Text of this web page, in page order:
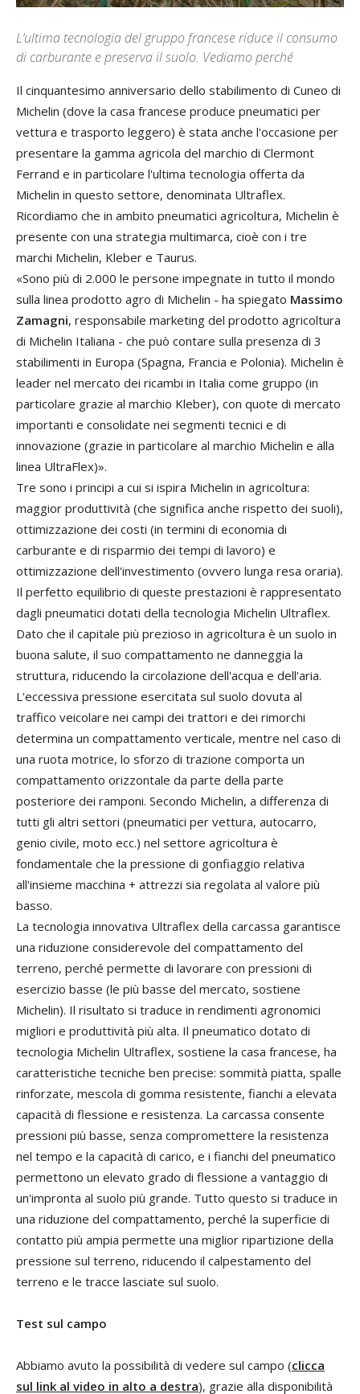
L’ultima tecnologia del gruppo francese riduce il consumo
di carburante e preserva il suolo. Vediamo perché
Il cinquantesimo anniversario dello stabilimento di Cuneo di
Michelin (dove la casa francese produce pneumatici per
vettura e trasporto leggero) è stata anche l'occasione per
presentare la gamma agricola del marchio di Clermont
Ferrand e in particolare l'ultima tecnologia offerta da
Michelin in questo settore, denominata Ultraflex.
Ricordiamo che in ambito pneumatici agricoltura, Michelin è
presente con una strategia multimarca, cioè con i tre
marchi Michelin, Kleber e Taurus.
«Sono più di 2.000 le persone impegnate in tutto il mondo
sulla linea prodotto agro di Michelin - ha spiegato Massimo
Zamagni, responsabile marketing del prodotto agricoltura
di Michelin Italiana - che può contare sulla presenza di 3
stabilimenti in Europa (Spagna, Francia e Polonia). Michelin è
leader nel mercato dei ricambi in Italia come gruppo (in
particolare grazie al marchio Kleber), con quote di mercato
importanti e consolidate nei segmenti tecnici e di
innovazione (grazie in particolare al marchio Michelin e alla
linea UltraFlex)».
Tre sono i principi a cui si ispira Michelin in agricoltura:
maggior produttività (che significa anche rispetto dei suoli),
ottimizzazione dei costi (in termini di economia di
carburante e di risparmio dei tempi di lavoro) e
ottimizzazione dell'investimento (ovvero lunga resa oraria).
Il perfetto equilibrio di queste prestazioni è rappresentato
dagli pneumatici dotati della tecnologia Michelin Ultraflex.
Dato che il capitale più prezioso in agricoltura è un suolo in
buona salute, il suo compattamento ne danneggia la
struttura, riducendo la circolazione dell'acqua e dell'aria.
L'eccessiva pressione esercitata sul suolo dovuta al
traffico veicolare nei campi dei trattori e dei rimorchi
determina un compattamento verticale, mentre nel caso di
una ruota motrice, lo sforzo di trazione comporta un
compattamento orizzontale da parte della parte
posteriore dei ramponi. Secondo Michelin, a differenza di
tutti gli altri settori (pneumatici per vettura, autocarro,
genio civile, moto ecc.) nel settore agricoltura è
fondamentale che la pressione di gonfiaggio relativa
all'insieme macchina + attrezzi sia regolata al valore più
basso.
La tecnologia innovativa Ultraflex della carcassa garantisce
una riduzione considerevole del compattamento del
terreno, perché permette di lavorare con pressioni di
esercizio basse (le più basse del mercato, sostiene
Michelin). Il risultato si traduce in rendimenti agronomici
migliori e produttività più alta. Il pneumatico dotato di
tecnologia Michelin Ultraflex, sostiene la casa francese, ha
caratteristiche tecniche ben precise: sommità piatta, spalle
rinforzate, mescola di gomma resistente, fianchi a elevata
capacità di flessione e resistenza. La carcassa consente
pressioni più basse, senza compromettere la resistenza
nel tempo e la capacità di carico, e i fianchi del pneumatico
permettono un elevato grado di flessione a vantaggio di
un'impronta al suolo più grande. Tutto questo si traduce in
una riduzione del compattamento, perché la superficie di
contatto più ampia permette una miglior ripartizione della
pressione sul terreno, riducendo il calpestamento del
terreno e le tracce lasciate sul suolo.
Test sul campo
Abbiamo avuto la possibilità di vedere sul campo (clicca
sul link al video in alto a destra), grazie alla disponibilità